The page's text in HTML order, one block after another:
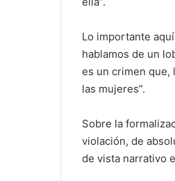
Lo importante
hablamos de un
es un crimen que,
las mujeres”.
Sobre la
violación, de
de vista narrativo